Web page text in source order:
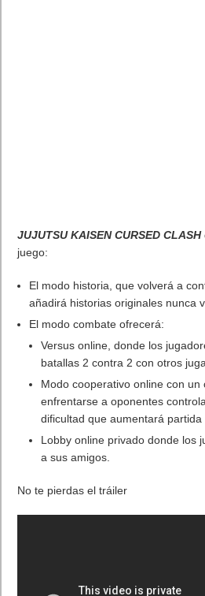
JUJUTSU KAISEN CURSED CLASH
juego:
El modo historia, que volverá a
añadirá historias originales nunca
El modo combate ofrecerá:
Versus online, donde los
batallas 2 contra 2 con otros
Modo cooperativo online con un
enfrentarse a oponentes
dificultad que aumentará partida
Lobby online privado donde los
a sus amigos.
No te pierdas el tráiler